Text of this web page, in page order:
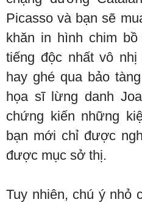
Picasso và bạn sẽ
khăn in hình chim
tiếng độc nhất vô
hay ghé qua bảo
họa sĩ lừng danh
chứng kiến những
bạn mới chỉ được
được mục sở thị.
Tuy nhiên, chú ý nhỏ